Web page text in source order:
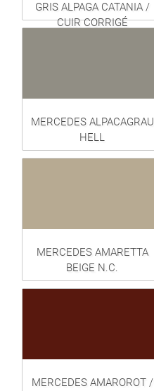
GRIS ALPAGA CATANIA /
CUIR CORRIGÉ
MERCEDES ALPACAGRAU
HELL
MERCEDES AMARETTA
BEIGE N.C.
MERCEDES AMAROROT /